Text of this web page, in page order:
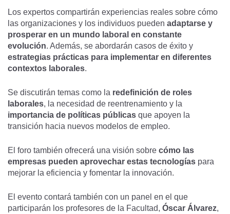
Los expertos compartirán experiencias reales sobre cómo
las organizaciones y los individuos pueden adaptarse y
prosperar en un mundo laboral en constante
evolución. Además, se abordarán casos de éxito y
estrategias prácticas para implementar en diferentes
contextos laborales.
Se discutirán temas como la redefinición de roles
laborales, la necesidad de reentrenamiento y la
importancia de políticas públicas que apoyen la
transición hacia nuevos modelos de empleo.
El foro también ofrecerá una visión sobre cómo las
empresas pueden aprovechar estas tecnologías para
mejorar la eficiencia y fomentar la innovación.
El evento contará también con un panel en el que
participarán los profesores de la Facultad, Óscar Álvarez,